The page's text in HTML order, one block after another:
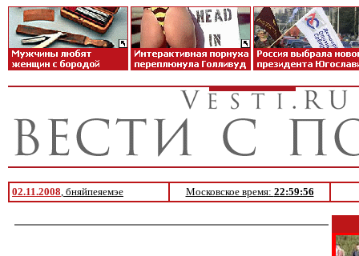
02.11.2008, бняйпеяемэе Московское время: 22:59:56